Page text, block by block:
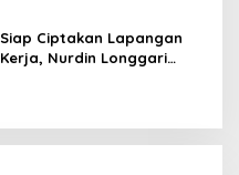
Siap Ciptakan Lapangan
Kerja, Nurdin Longgari